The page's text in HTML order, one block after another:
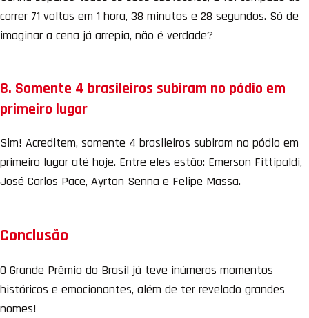
correr 71 voltas em 1 hora, 38 minutos e 28 segundos. Só de
imaginar a cena já arrepia, não é verdade?
8. Somente 4 brasileiros subiram no pódio em
primeiro lugar
Sim! Acreditem, somente 4 brasileiros subiram no pódio em
primeiro lugar até hoje. Entre eles estão: Emerson Fittipaldi,
José Carlos Pace, Ayrton Senna e Felipe Massa.
Conclusão
O Grande Prêmio do Brasil já teve inúmeros momentos
históricos e emocionantes, além de ter revelado grandes
nomes!